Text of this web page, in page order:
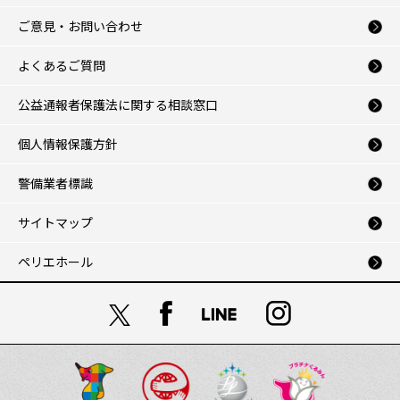
ご意見・お問い合わせ
よくあるご質問
公益通報者保護法に関する相談窓口
個人情報保護方針
警備業者標識
サイトマップ
ペリエホール